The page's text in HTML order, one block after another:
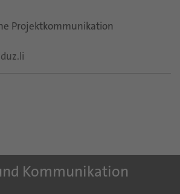
Projektkommunikation
Kommunikation